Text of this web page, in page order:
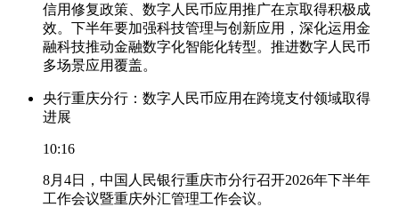
信用修复政策、数字人民币应用推广在京取得积极成
效。下半年要加强科技管理与创新应用，深化运用金
融科技推动金融数字化智能化转型。推进数字人民币
多场景应用覆盖。
央行重庆分行：数字人民币应用在跨境支付领域取得
进展
10:16
8月4日，中国人民银行重庆市分行召开2026年下半年
工作会议暨重庆外汇管理工作会议。